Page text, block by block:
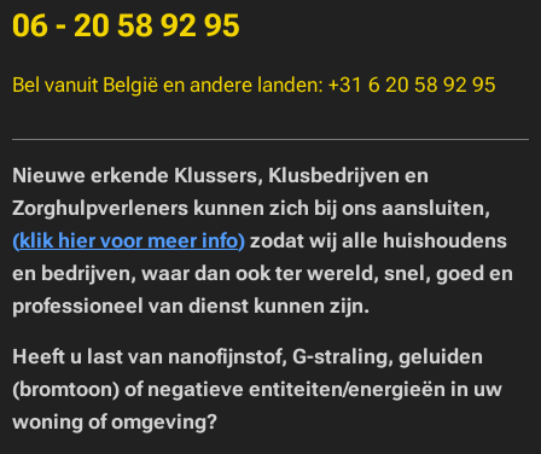
06 - 20 58 92 95
Bel vanuit België en andere landen: +31 6 20 58 92 95
Nieuwe erkende Klussers, Klusbedrijven en
Zorghulpverleners kunnen zich bij ons aansluiten,
(klik hier voor meer info) zodat wij alle huishoudens
en bedrijven, waar dan ook ter wereld, snel, goed en
professioneel van dienst kunnen zijn.
Heeft u last van nanofijnstof, G-straling, geluiden
(bromtoon) of negatieve entiteiten/energieën in uw
woning of omgeving?